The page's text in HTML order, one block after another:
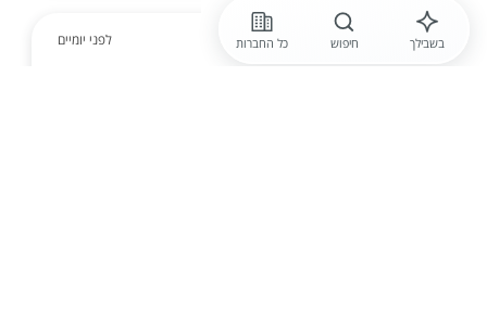
לפני יומיים בשבילך חיפוש כל החברות